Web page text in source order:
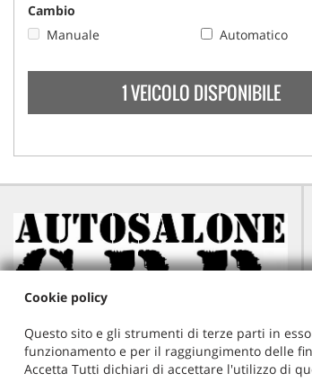
Cambio
Manuale
Automatico
1 VEICOLO DISPONIBILE
Cookie policy
Questo sito e gli strumenti di terze parti in
funzionamento e per il raggiungimento delle
Accetta Tutti dichiari di accettare l'utilizzo di